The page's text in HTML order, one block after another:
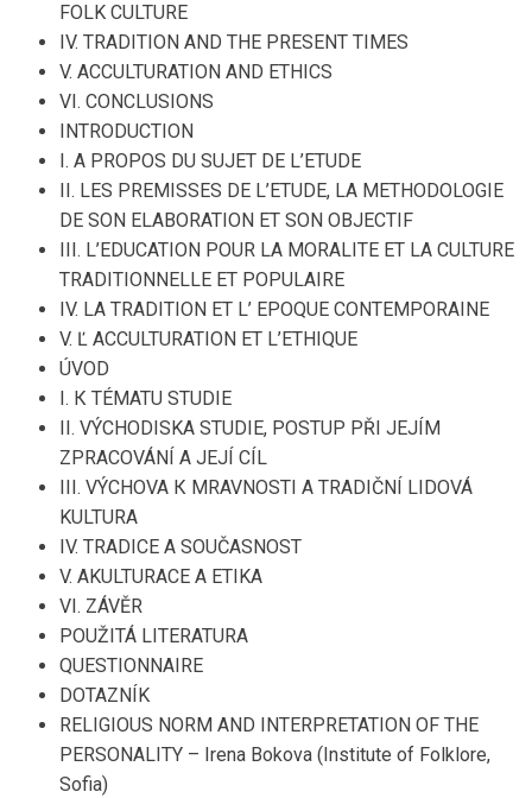
FOLK CULTURE
IV. TRADITION AND THE PRESENT TIMES
V. ACCULTURATION AND ETHICS
VI. CONCLUSIONS
INTRODUCTION
I. A PROPOS DU SUJET DE L’ETUDE
II. LES PREMISSES DE L’ETUDE, LA METHODOLOGIE
DE SON ELABORATION ET SON OBJECTIF
III. L’EDUCATION POUR LA MORALITE ET LA CULTURE
TRADITIONNELLE ET POPULAIRE
IV. LA TRADITION ET L’ EPOQUE CONTEMPORAINE
V. Ľ ACCULTURATION ET L’ETHIQUE
ÚVOD
I. К TÉMATU STUDIE
II. VÝCHODISKA STUDIE, POSTUP PŘI JEJÍM
ZPRACOVÁNÍ A JEJÍ CÍL
III. VÝCHOVA К MRAVNOSTI A TRADIČNÍ LIDOVÁ
KULTURA
IV. TRADICE A SOUČASNOST
V. AKULTURACE A ETIKA
VI. ZÁVĚR
POUŽITÁ LITERATURA
QUESTIONNAIRE
DOTAZNÍK
RELIGIOUS NORM AND INTERPRETATION OF THE
PERSONALITY – Irena Bokova (Institute of Folklore,
Sofia)